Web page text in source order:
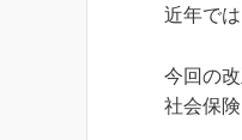
近年で
今回の
社会保